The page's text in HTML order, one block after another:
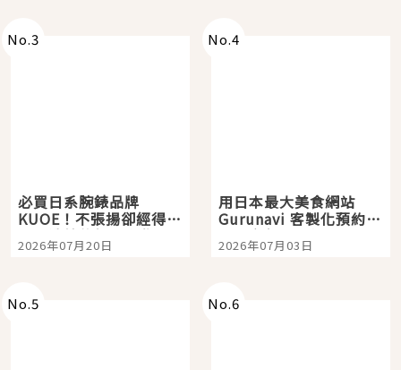
No.3
必買日系腕錶品牌
KUOE！不張揚卻經得起
時間洗鍊的經典之作五
選
2026年07月20日
No.4
用日本最大美食網站
Gurunavi 客製化預約九
大都市餐廳，打造專屬
美食體驗！
2026年07月03日
No.5 No.6